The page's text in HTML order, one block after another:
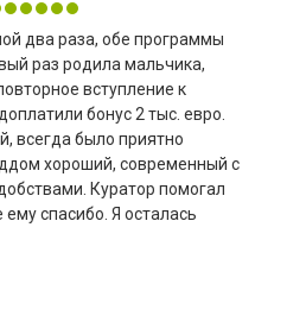
два раза, обе программы
раз родила мальчика,
вступление к
бонус 2 тыс. евро.
всегда было приятно
хороший, современный с
Куратор помогал
спасибо. Я осталась